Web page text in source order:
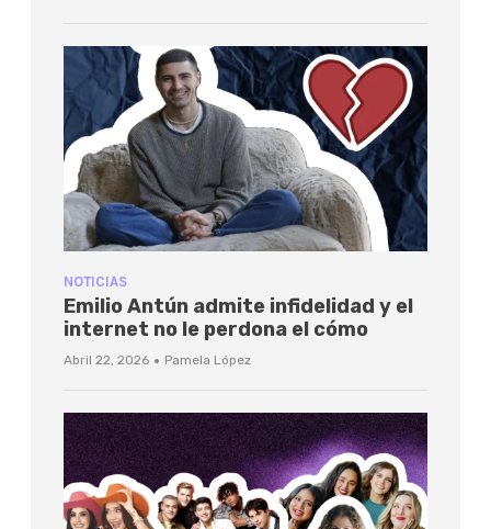
NOTICIAS
Emilio Antún admite infidelidad y el
internet no le perdona el cómo
Abril 22, 2026 · Pamela López